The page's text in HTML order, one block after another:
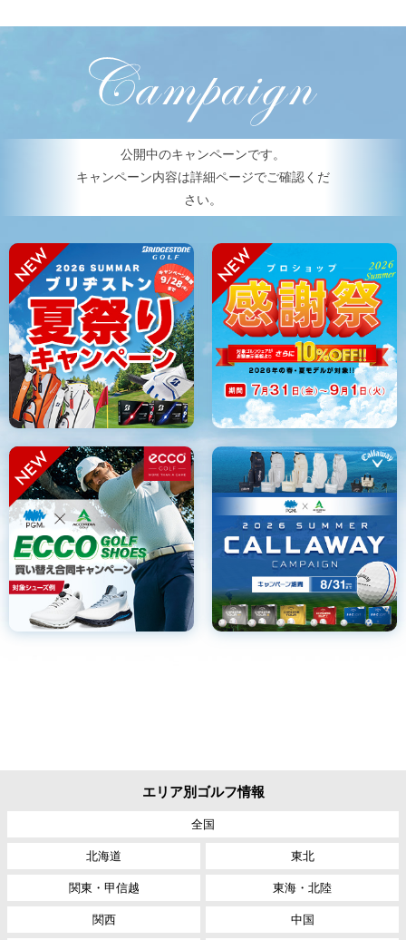
公開中のキャンペーンです。
キャンペーン内容は詳細ページでご確認くだ
さい。
エリア別ゴルフ情報
全国
北海道 東北
関東・甲信越 東海・北陸
関西 中国